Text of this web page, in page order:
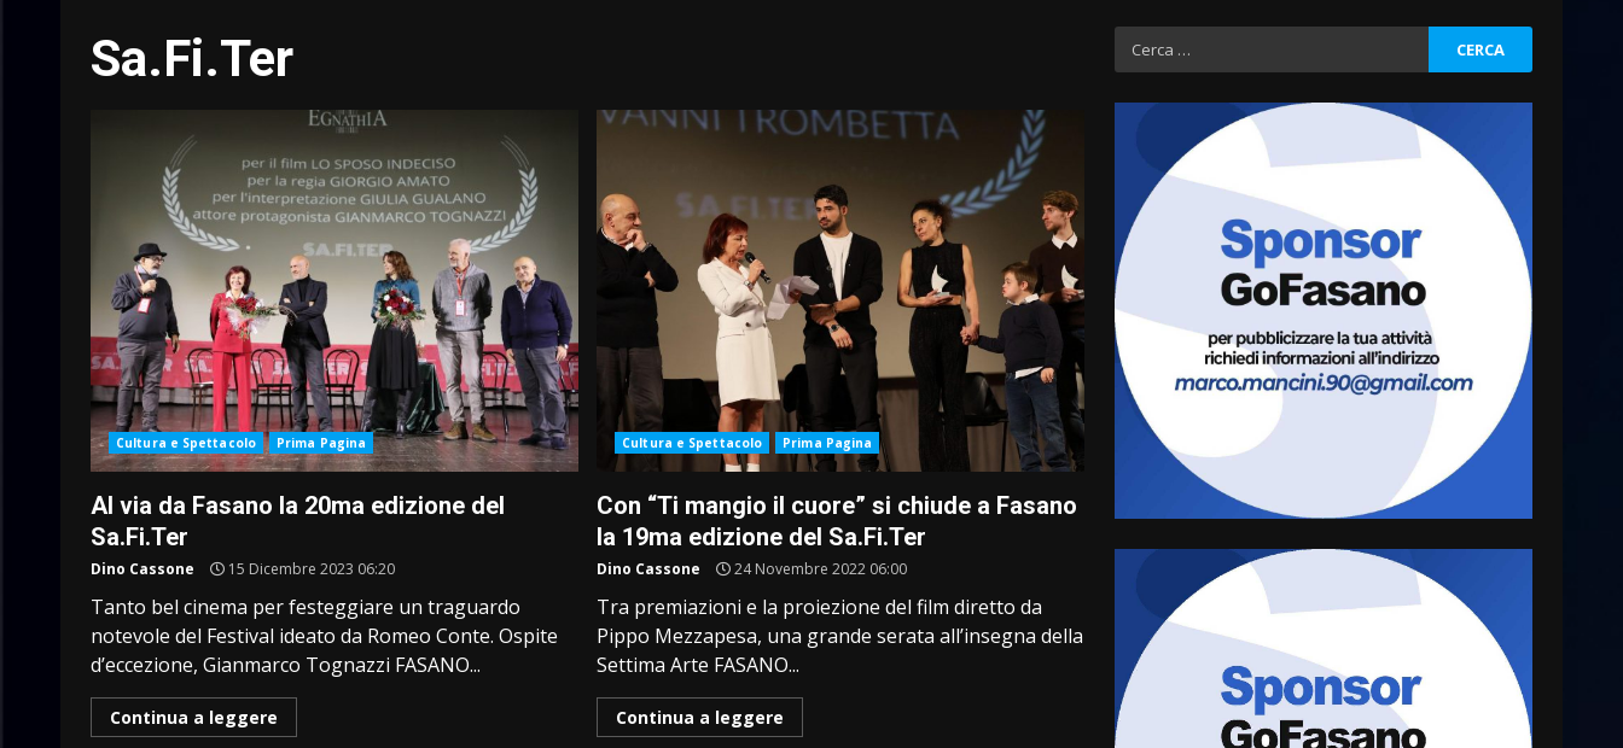
Sa.Fi.Ter
Cultura e Spettacolo Prima Pagina
Al via da Fasano la 20ma edizione del
Sa.Fi.Ter
Dino Cassone 15 Dicembre 2023 06:20
Tanto bel cinema per festeggiare un traguardo
notevole del Festival ideato da Romeo Conte. Ospite
d’eccezione, Gianmarco Tognazzi FASANO...
Continua a leggere
Cultura e Spettacolo Prima Pagina
Con “Ti mangio il cuore” si chiude a Fasano
la 19ma edizione del Sa.Fi.Ter
Dino Cassone 24 Novembre 2022 06:00
Tra premiazioni e la proiezione del film diretto da
Pippo Mezzapesa, una grande serata all’insegna della
Settima Arte FASANO...
Continua a leggere
Ricerca
per:
Fasanese ferito a colpi di
arma da fuoco
6 Agosto 2026 18:13
4
Carta d’identità: continua il
piano di aperture
straordinarie del Comune di
Fasano
6 Agosto 2026 14:16
5
Grazia Neglia, coordinatrice
cittadina di Fratelli d’Italia,
pronta a tornare in Consiglio
6 Agosto 2026 08:00
Cura dei beni comuni e
cittadinanza attiva: online
l’avviso per la gestione
condivisa della Villetta di
Laureto
6 Agosto 2026 06:20